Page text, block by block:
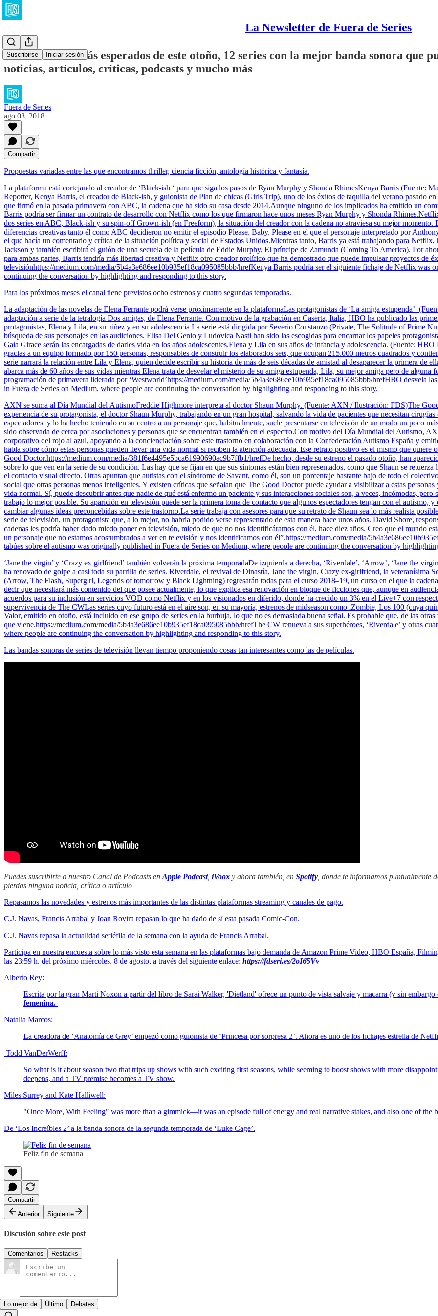
La Newsletter de Fuera de Series
Suscribirse Iniciar sesión
Los 7 estrenos más esperados de este otoño, 12 series con la mejor banda sonora que
noticias, artículos, críticas, podcasts y mucho más
Fuera de Series
ago 03, 2018
Compartir
Propuestas variadas entre las que encontramos thriller, ciencia ficción, antología histórica y fantasía.
La plataforma está cortejando al creador de ‘Black-ish ‘ para que siga los pasos de Ryan Murphy y Shonda RhimesKenya Barris (Fuente:
Reporter, Kenya Barris, el creador de Black-ish, y guionista de Plan de chicas (Girls Trip), uno de los éxitos de taquilla del verano pasado
que firmó en la pasada primavera con ABC, la cadena que ha sido su casa desde 2014.Aunque ninguno de los implicados ha emitido un
Barris podría ser firmar un contrato de desarrollo con Netflix como los que firmaron hace unos meses Ryan Murphy y Shonda
dos series en ABC, Black-ish y su spin-off Grown-ish (en Freeform), la situación del creador con la cadena no atraviesa su mejor momento.
diferencias creativas tanto él como ABC decidieron no emitir el episodio Please, Baby, Please en el que el personaje interpretado por
el que hacía un comentario y crítica de la situación política y social de Estados Unidos.Mientras tanto, Barris ya está trabajando para
Jackson y también escribirá el guión de una secuela de la película de Eddie Murphy, El príncipe de Zamunda (Coming To America). Por
para ambas partes, Barris tendría más libertad creativa y Netflix otro creador prolífico que ha demostrado que puede impulsar proyectos de
televisiónhttps://medium.com/media/5b4a3e686ee10b935ef18ca095085bbb/hrefKenya Barris podría ser el siguiente fichaje de Netflix was
continuing the conversation by highlighting and responding to this story.
Para los próximos meses el canal tiene previstos ocho estrenos y cuatro segundas temporadas.
La adaptación de las novelas de Elena Ferrante podrá verse próximamente en la plataformaLas protagonistas de ‘La amiga estupenda’.
adaptación a serie de la tetralogía Dos amigas, de Elena Ferrante. Con motivo de la grabación en Caserta, Italia, HBO ha publicado las
protagonistas, Elena y Lila, en su niñez y en su adolescencia.La serie está dirigida por Severio Constanzo (Private, The Solitude of Prime
búsqueda de sus personajes en las audiciones. Elisa Del Genio y Ludovica Nasti han sido las escogidas para encarnar los papeles
Gaia Girace serán las encargadas de darles vida en los años adolescentes.Elena y Lila en sus años de infancia y adolescencia. (Fuente:
gracias a un equipo formado por 150 personas, responsables de construir los elaborados sets, que ocupan 215.000 metros cuadrados y
serie narrará la relación entre Lila y Elena, quien decide escribir su historia de más de seis décadas de amistad al desaparecer la primera de
abarca más de 60 años de sus vidas mientras Elena trata de desvelar el misterio de su amiga estupenda, Lila, su mejor amiga pero de
programación de primavera liderada por ‘Westworld’https://medium.com/media/5b4a3e686ee10b935ef18ca095085bbb/hrefHBO desvela
in Fuera de Series on Medium, where people are continuing the conversation by highlighting and responding to this story.
AXN se suma al Día Mundial del AutismoFreddie Highmore interpreta al doctor Shaun Murphy. (Fuente: AXN / Ilustración: FDS)The
experiencia de su protagonista, el doctor Shaun Murphy, trabajando en un gran hospital, salvando la vida de pacientes que necesitan
espectadores, y lo ha hecho teniendo en su centro a un personaje que, habitualmente, suele presentarse en televisión de un modo un poco
sido observada de cerca por asociaciones y personas que se encuentran también en el espectro.Con motivo del Día Mundial del Autismo,
corporativo del rojo al azul, apoyando a la concienciación sobre este trastorno en colaboración con la Confederación Autismo España y
habla sobre cómo estas personas pueden llevar una vida normal si reciben la atención adecuada. Ese retrato positivo es el mismo que quiere
Good Doctor.https://medium.com/media/381f6e4495e5bca61990690ac9b7ffb1/hrefDe hecho, desde su estreno el pasado otoño, han
sobre lo que ven en la serie de su condición. Las hay que se fijan en que sus síntomas están bien representados, como que Shaun se
el contacto visual directo. Otras apuntan que autistas con el síndrome de Savant, como él, son un porcentaje bastante bajo de todo el
social que otras personas menos inteligentes. Y existen críticas que señalan que The Good Doctor puede ayudar a visibilizar a estas
vida normal. Sí, puede descubrir antes que nadie de qué está enfermo un paciente y sus interacciones sociales son, a veces, incómodas,
trabajo lo mejor posible. Su aparición en televisión puede ser la primera toma de contacto que algunos espectadores tengan con el autismo,
cambiar algunas ideas preconcebidas sobre este trastorno.La serie trabaja con asesores para que su retrato de Shaun sea lo más realista
serie de televisión, un protagonista que, a lo mejor, no habría podido verse representado de esta manera hace unos años. David Shore,
cadenas les podría haber dado miedo poner en televisión, miedo de que no nos identificáramos con él, hace diez años. Creo que el mundo
un personaje que no estamos acostumbrados a ver en televisión y nos identificamos con él”.https://medium.com/media/
tabúes sobre el autismo was originally published in Fuera de Series on Medium, where people are continuing the conversation by
‘Jane the virgin’ y ‘Crazy ex-girlfriend’ también volverán la próxima temporadaDe izquierda a derecha, ‘Riverdale’, ‘Arrow’, ‘Jane the
ha renovado de golpe a casi toda su parrilla de series. Riverdale, el revival de Dinastía, Jane the virgin, Crazy ex-girlfriend, la veteranísima
(Arrow, The Flash, Supergirl, Legends of tomorrow y Black Lightning) regresarán todas para el curso 2018–19, un curso en el que la
decir que necesitará más contenido del que posee actualmente, lo que explica esa renovación en bloque de ficciones que, aunque en
acuerdos para su inclusión en servicios VOD como Netflix y en los visionados en diferido, donde ha crecido un 3% en el Live+7 con
supervivencia de The CWLas series cuyo futuro está en el aire son, en su mayoría, estrenos de midseason como iZombie, Los 100 (cuya
Valor, emitido en otoño, está incluido en ese grupo de series en la burbuja, lo que no es demasiada buena señal. Es probable que, de las
que viene.https://medium.com/media/5b4a3e686ee10b935ef18ca095085bbb/hrefThe CW renueva a sus superhéroes, ‘Riverdale’ y otras
where people are continuing the conversation by highlighting and responding to this story.
Las bandas sonoras de series de televisión llevan tiempo proponiendo cosas tan interesantes como las de películas.
Puedes suscribirte a nuestro Canal de Podcasts en Apple Podcast, iVoox y ahora también, en Spotify , donde te informamos puntualmente
pierdas ninguna noticia, crítica o artículo
Repasamos las novedades y estrenos más importantes de las distintas plataformas streaming y canales de pago.
C.J. Navas, Francis Arrabal y Joan Rovira repasan lo que ha dado de sí esta pasada Comic-Con.
C.J. Navas repasa la actualidad seriéfila de la semana con la ayuda de Francis Arrabal.
Participa en nuestra encuesta sobre lo más visto esta semana en las plataformas bajo demanda de Amazon Prime Video, HBO España,
las 23:59 h. del próximo miércoles, 8 de agosto, a través del siguiente enlace: https://fdseri.es/2oI65Vv
Alberto Rey:
Escrita por la gran Marti Noxon a partir del libro de Sarai Walker, 'Dietland' ofrece un punto de vista salvaje y macarra (y sin embargo
femenina.
Natalia Marcos:
La creadora de ‘Anatomía de Grey’ empezó como guionista de ‘Princesa por sorpresa 2’. Ahora es uno de los fichajes estrella de
Todd VanDerWerff:
So what is it about season two that trips up shows with such exciting first seasons, while seeming to boost shows with more
deepens, and a TV premise becomes a TV show.
Miles Surrey and Kate Halliwell:
"Once More, With Feeling" was more than a gimmick—it was an episode full of energy and real narrative stakes, and also one of the
De ‘Los Increíbles 2’ a la banda sonora de la segunda temporada de ‘Luke Cage’.
Feliz fin de semana
Compartir
Anterior
Siguiente
Discusión sobre este post
Comentarios Restacks
Lo mejor de Último Debates